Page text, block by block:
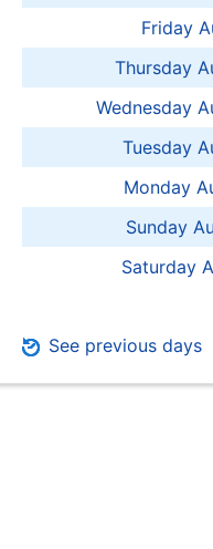
Friday
Thursday
Wednesday
Tuesday
Monday
Sunday
Saturday
See previous days